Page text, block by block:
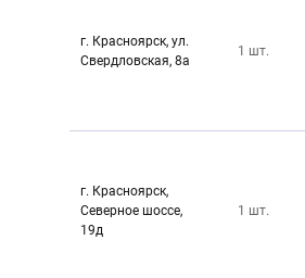
г. Красноярск, ул.
Свердловская, 8а
1 шт.
г. Красноярск,
Северное шоссе,
19д
1 шт.